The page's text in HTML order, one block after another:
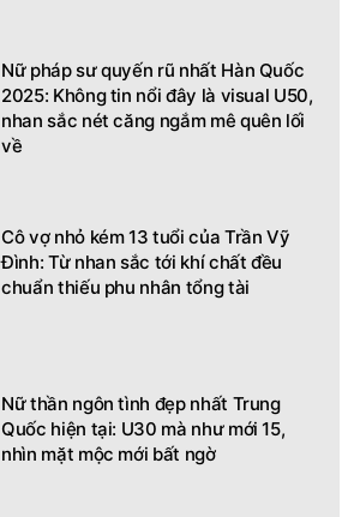
Nữ pháp sư quyến rũ nhất Hàn Quốc
2025: Không tin nổi đây là visual U50,
nhan sắc nét căng ngắm mê quên lối
về
Cô vợ nhỏ kém 13 tuổi của Trần Vỹ
Đình: Từ nhan sắc tới khí chất đều
chuẩn thiếu phu nhân tổng tài
Nữ thần ngôn tình đẹp nhất Trung
Quốc hiện tại: U30 mà như mới 15,
nhìn mặt mộc mới bất ngờ